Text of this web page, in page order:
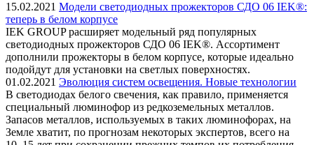
15.02.2021 Модели светодиодных прожекторов СДО 06 IEK®:
теперь в белом корпусе
IEK GROUP расширяет модельный ряд популярных
светодиодных прожекторов СДО 06 IEK®. Ассортимент
дополнили прожекторы в белом корпусе, которые идеально
подойдут для установки на светлых поверхностях.
01.02.2021 Эволюция систем освещения. Новые технологии
В светодиодах белого свечения, как правило, применяется
специальный люминофор из редкоземельных металлов.
Запасов металлов, используемых в таких люминофорах, на
Земле хватит, по прогнозам некоторых экспертов, всего на